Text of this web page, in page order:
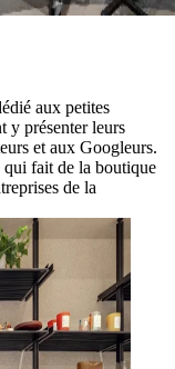
aux petites
y présenter leurs
et aux Googleurs.
qui fait de la boutique
de la